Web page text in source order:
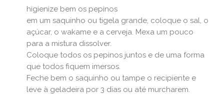
higienize bem os pepinos
em um saquinho ou tigela grande, coloque o sal, o
açúcar, o wakame e a cerveja. Mexa um pouco
para a mistura dissolver.
Coloque todos os pepinos juntos e de uma forma
que todos fiquem imersos.
Feche bem o saquinho ou tampe o recipiente e
leve à geladeira por 3 dias ou até murcharem.